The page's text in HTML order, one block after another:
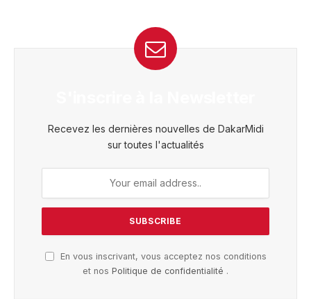
Recevez les dernières nouvelles de DakarMidi
sur toutes l'actualités
En vous inscrivant, vous acceptez nos conditions
et nos Politique de confidentialité .